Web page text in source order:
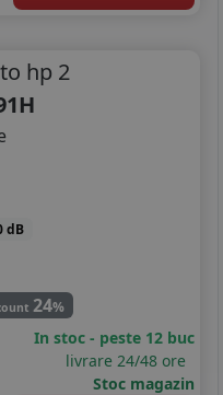
hp 2
dB
24%
In stoc - peste 12 buc
livrare 24/48 ore
Stoc magazin